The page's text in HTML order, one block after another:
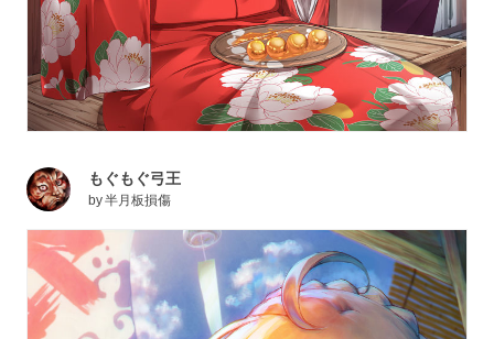
もぐもぐ弓王
by半月板損傷